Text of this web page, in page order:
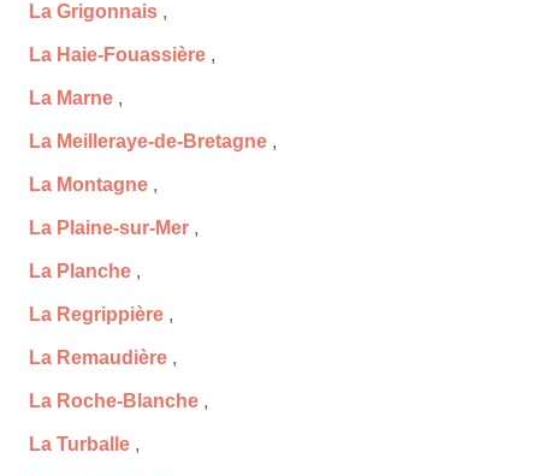
La Grigonnais ,
La Haie-Fouassière ,
La Marne ,
La Meilleraye-de-Bretagne ,
La Montagne ,
La Plaine-sur-Mer ,
La Planche ,
La Regrippière ,
La Remaudière ,
La Roche-Blanche ,
La Turballe ,